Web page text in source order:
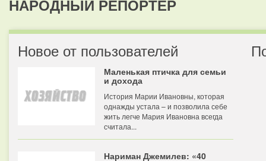
НАРОДНЫЙ РЕПОРТЕР
Новое от пользователей
Маленькая птичка для семьи
и дохода
История Марии Ивановны, которая
однажды устала – и позволила себе
жить легче Мария Ивановна всегда
считала...
Нариман Джемилев: «40